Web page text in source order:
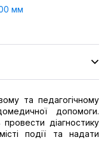
мм
та педагогічному
допомоги.
діагностику
події та надати